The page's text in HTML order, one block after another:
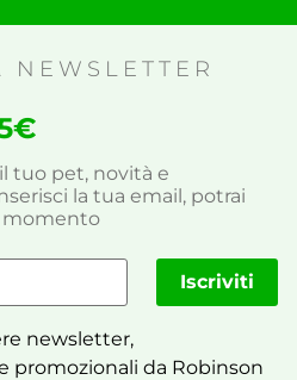
tuo pet, novità e
la tua email, potrai
momento
newsletter,
promozionali da Robinson
Iscriviti